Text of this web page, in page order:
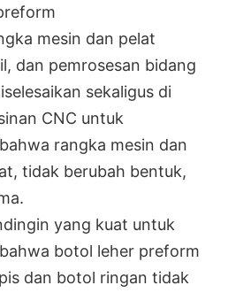
mesin dan pelat
dan pemrosesan bidang
sekaligus di
CNC untuk
rangka mesin dan
tidak berubah bentuk,
yang kuat untuk
botol leher preform
dan botol ringan tidak